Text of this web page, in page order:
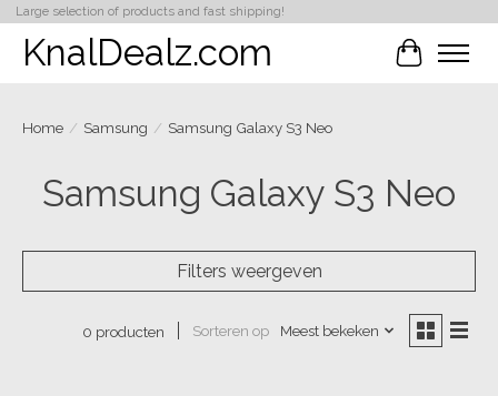
Large selection of products and fast shipping!
KnalDealz.com
Home / Samsung / Samsung Galaxy S3 Neo
Samsung Galaxy S3 Neo
Filters weergeven
0 producten Sorteren op Meest bekeken